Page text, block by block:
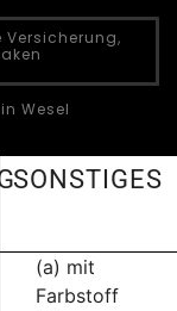
Wesel
SONSTIGES
(a) mit
Farbstoff